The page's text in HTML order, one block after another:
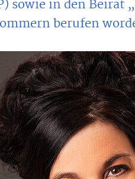
sowie in den Beirat
berufen